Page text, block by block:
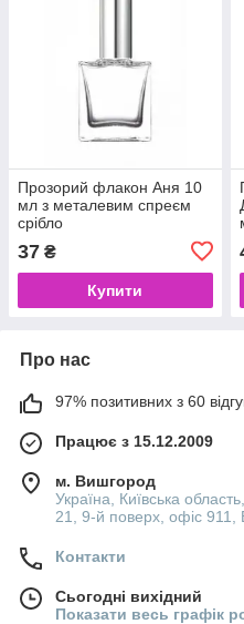
Прозорий флакон Аня 10
мл з металевим спреєм
срібло
37 ₴
Купити
Про нас
97% позитивних з 60
Працює з 15.12.2009
м. Вишгород
Україна, Київська
21, 9-й поверх, офіс 911,
Контакти
Сьогодні вихідний
Показати весь графік